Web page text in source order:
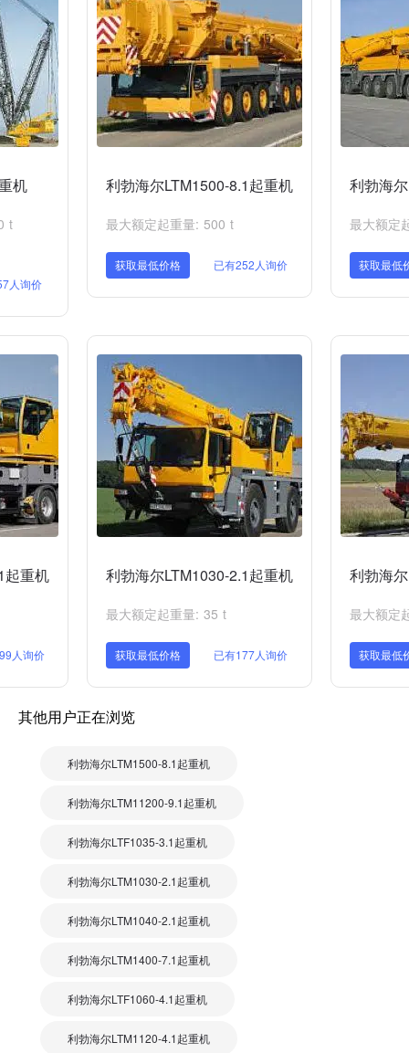
机
t
人询价
利勃海尔LTM1500-8.1起重机
最大额定起重量: 500 t
获取最低价格 已有252人询价
利勃海
最大额定
获取最低
起重机
人询价
利勃海尔LTM1030-2.1起重机
最大额定起重量: 35 t
获取最低价格 已有177人询价
利勃海
最大额定
获取最低
其他用户正在浏览
利勃海尔LTM1500-8.1起重机
利勃海尔LTM11200-9.1起重机
利勃海尔LTF1035-3.1起重机
利勃海尔LTM1030-2.1起重机
利勃海尔LTM1040-2.1起重机
利勃海尔LTM1400-7.1起重机
利勃海尔LTF1060-4.1起重机
利勃海尔LTM1120-4.1起重机